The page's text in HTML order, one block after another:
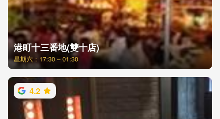
港町十三番地(雙十店)
星期六：17:30 – 01:30
4.2